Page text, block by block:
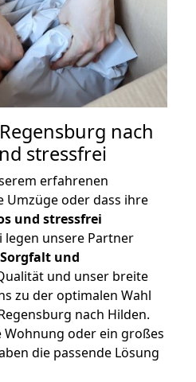
Regensburg nach
stressfrei
erfahrenen
oder dass ihre
und stressfrei
unsere Partner
Sorgfalt und
und unser breite
zu der optimalen Wahl
nach Hilden.
Wohnung oder ein großes
die passende Lösung